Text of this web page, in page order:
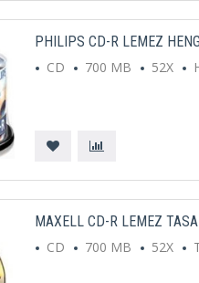
PHILIPS CD-R LEMEZ
CD
700 MB 52X
MAXELL CD-R LEMEZ
CD
700 MB 52X